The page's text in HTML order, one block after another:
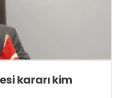
kararı kim